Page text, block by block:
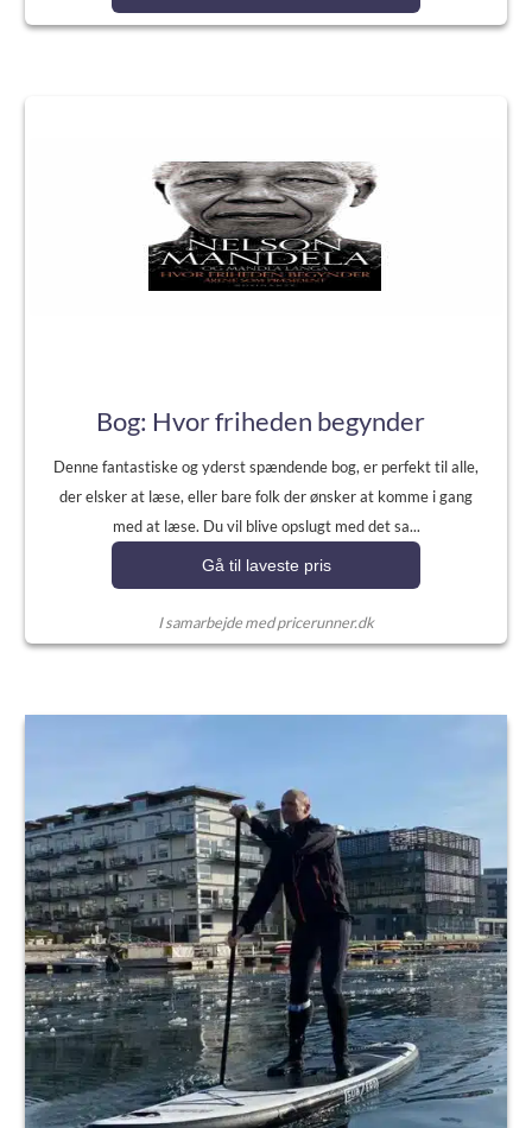
Bog: Hvor friheden begynder
Denne fantastiske og yderst spændende bog, er perfekt til alle,
der elsker at læse, eller bare folk der ønsker at komme i gang
med at læse. Du vil blive opslugt med det sa...
Gå til laveste pris
I samarbejde med pricerunner.dk